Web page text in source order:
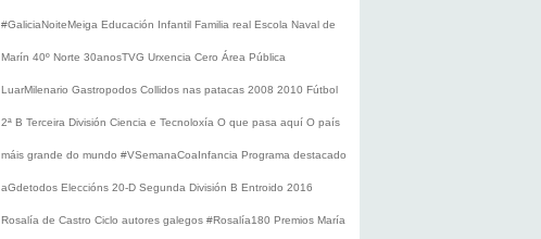
#GaliciaNoiteMeiga Educación Infantil Familia real Escola Naval de
Marín 40º Norte 30anosTVG Urxencia Cero Área Pública
LuarMilenario Gastropodos Collidos nas patacas 2008 2010 Fútbol
2ª B Terceira División Ciencia e Tecnoloxía O que pasa aquí O país
máis grande do mundo #VSemanaCoaInfancia Programa destacado
aGdetodos Eleccións 20-D Segunda División B Entroido 2016
Rosalía de Castro Ciclo autores galegos #Rosalía180 Premios María